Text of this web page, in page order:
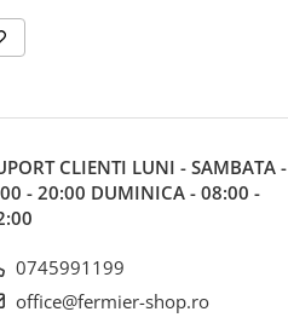
CLIENTI LUNI - SAMBATA -
- 20:00 DUMINICA - 08:00 -
0745991199
office@fermier-shop.ro